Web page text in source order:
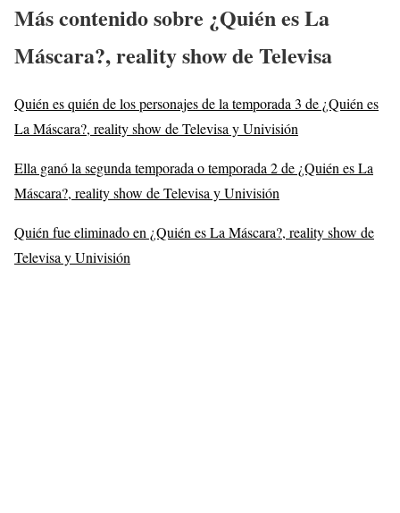
Más contenido sobre ¿Quién es La
Máscara?, reality show de Televisa
Quién es quién de los personajes de la temporada 3 de ¿Quién es
La Máscara?, reality show de Televisa y Univisión
Ella ganó la segunda temporada o temporada 2 de ¿Quién es La
Máscara?, reality show de Televisa y Univisión
Quién fue eliminado en ¿Quién es La Máscara?, reality show de
Televisa y Univisión